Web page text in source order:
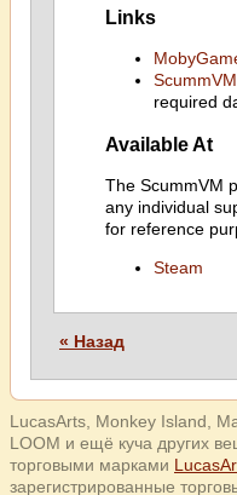
Links
required
Available At
The ScummVM
any individual
for reference
Steam
« Назад
LucasArts, Monkey Island,
LOOM и ещё куча других
торговыми марками
зарегистрированные